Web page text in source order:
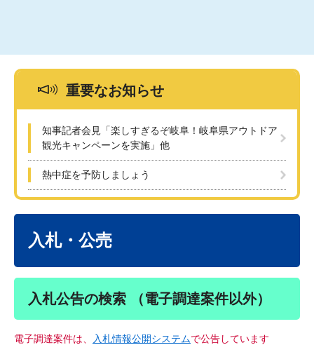
重要なお知らせ
知事記者会見「楽しすぎるぞ岐阜！岐阜県アウトドア
観光キャンペーンを実施」他
熱中症を予防しましょう
入札・公売
入札公告の検索 （電子調達案件以外）
電子調達案件は、 入札情報公開システムで公告しています